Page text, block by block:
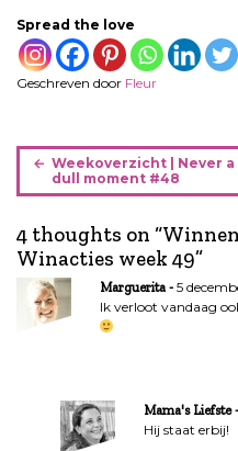
Spread the love
Geschreven door Fleur
B
r
i
c
h
Weekoverzicht | Never a
dull moment #48
4 thoughts on “
Winacties week 49”
Marguerita
5
Ik verloot vandaag
Mama's Liefste
Hij staat erbij!